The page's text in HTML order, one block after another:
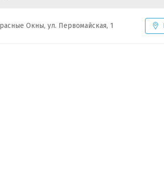
Окны, ул. Первомайская, 1